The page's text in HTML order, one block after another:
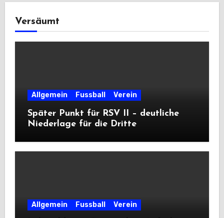
Versäumt
Allgemein Fussball Verein
Später Punkt für RSV II – deutliche
Niederlage für die Dritte
Allgemein Fussball Verein